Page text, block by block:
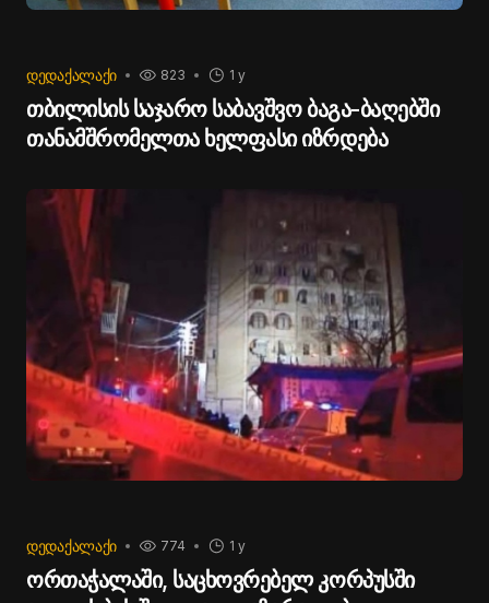
ᲓᲔᲓᲐᲥᲐᲚᲐᲥᲘ 1 y
823
თბილისის საჯარო საბავშვო ბაგა-ბაღებში
თანამშრომელთა ხელფასი იზრდება
ᲓᲔᲓᲐᲥᲐᲚᲐᲥᲘ 1 y
774
ორთაჭალაში, საცხოვრებელ კორპუსში